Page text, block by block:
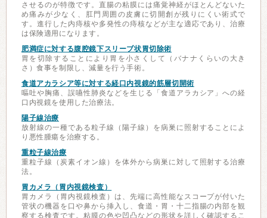
させるのが特徴です。直腸の粘膜には痛覚神経がほとんどないた
め痛みが少なく、肛門周囲の皮膚に切開創が残りにくい術式で
す。進行した内痔核や多発性の痔核などが主な適応であり、治療
は保険適用になります。
肥満症に対する腹腔鏡下スリーブ状胃切除術
胃を切除することにより胃を小さくして（バナナくらいの大き
さ）食事を制限し、減量を行う手術。
食道アカラシア等に対する経口内視鏡的筋層切開術
嘔吐や胸痛、誤嚥性肺炎などを生じる「食道アラカシア」への経
口内視鏡を使用した治療法。
陽子線治療
放射線の一種である粒子線（陽子線）を病巣に照射することによ
り悪性腫瘍を治療する。
重粒子線治療
重粒子線（炭素イオン線）を体外から病巣に対して照射する治療
法。
胃カメラ（胃内視鏡検査）
胃カメラ（胃内視鏡検査）は、先端に高性能なスコープが付いた
管状の機器を口や鼻から挿入し、食道・胃・十二指腸の内部を観
察する検査です。粘膜の色や凹凸などの形状を詳しく確認するこ